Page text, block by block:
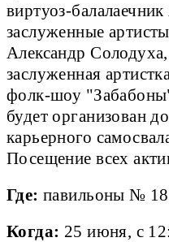
виртуоз-
заслуженные
Александр
заслуженная
фолк-шоу
будет организован
карьерного
Посещение всех
Где:павильоны №
Когда: 25 июня, с